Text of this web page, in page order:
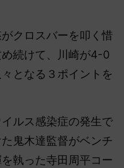
クロスバーを叩く惜
続けて、川崎が4-0
となる３ポイントを
ルス感染症の発生で
鬼木達監督がベンチ
執った寺田周平コー